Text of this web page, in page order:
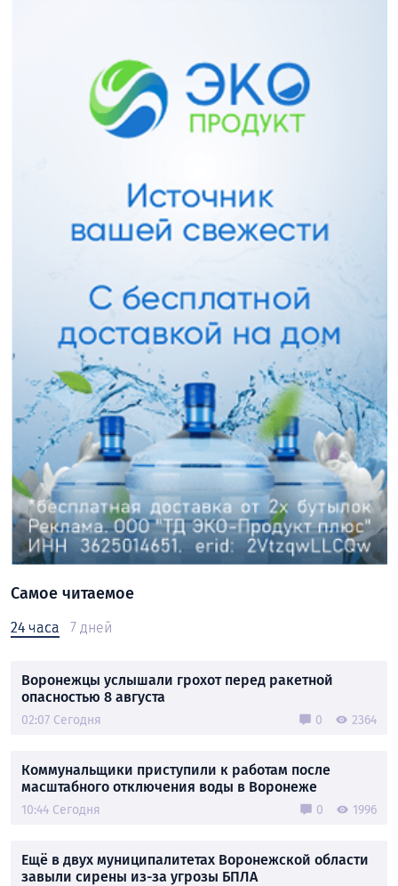
Самое читаемое
24 часа 7 дней
Воронежцы услышали грохот перед ракетной
опасностью 8 августа
02:07 Сегодня 0 2364
Коммунальщики приступили к работам после
масштабного отключения воды в Воронеже
10:44 Сегодня 0 1996
Ещё в двух муниципалитетах Воронежской области
завыли сирены из-за угрозы БПЛА